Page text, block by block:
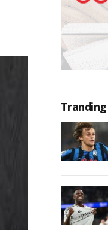
Tranding